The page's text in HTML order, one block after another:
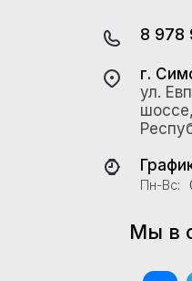
8 978
г.
ул.
Пн-Вс:
Мы в